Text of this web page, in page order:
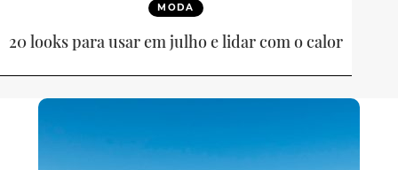
MODA
20 looks para usar em julho e lidar com o calor